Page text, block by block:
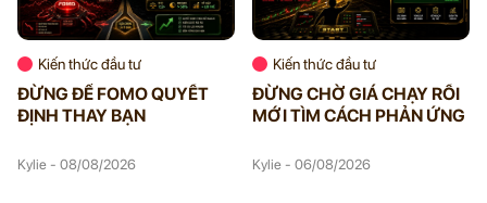
Kiến thức đầu tư
ĐỪNG ĐỂ FOMO QUYẾT
ĐỊNH THAY BẠN
Kylie - 08/08/2026
Kiến thức đầu tư
ĐỪNG CHỜ GIÁ CHẠY RỒI
MỚI TÌM CÁCH PHẢN ỨNG
Kylie - 06/08/2026